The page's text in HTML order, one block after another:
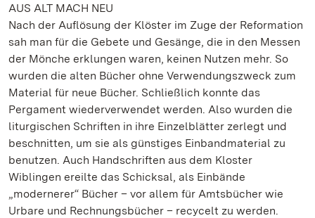
AUS ALT MACH NEU
Nach der Auflösung der Klöster im Zuge der Reformation
sah man für die Gebete und Gesänge, die in den Messen
der Mönche erklungen waren, keinen Nutzen mehr. So
wurden die alten Bücher ohne Verwendungszweck zum
Material für neue Bücher. Schließlich konnte das
Pergament wiederverwendet werden. Also wurden die
liturgischen Schriften in ihre Einzelblätter zerlegt und
beschnitten, um sie als günstiges Einbandmaterial zu
benutzen. Auch Handschriften aus dem Kloster
Wiblingen ereilte das Schicksal, als Einbände
„modernerer“ Bücher – vor allem für Amtsbücher wie
Urbare und Rechnungsbücher – recycelt zu werden.